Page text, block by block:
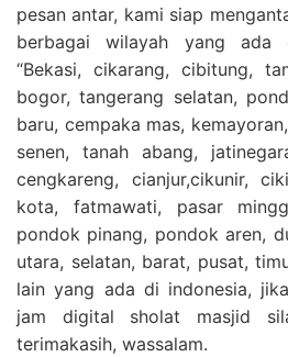
pesan antar, kami siap
berbagai wilayah yang ada
“Bekasi, cikarang, cibitung,
bogor, tangerang selatan,
baru, cempaka mas,
senen, tanah abang,
cengkareng, cianjur,cikunir,
kota, fatmawati, pasar
pondok pinang, pondok aren,
utara, selatan, barat, pusat,
lain yang ada di indonesia,
jam digital sholat masjid
terimakasih, wassalam.